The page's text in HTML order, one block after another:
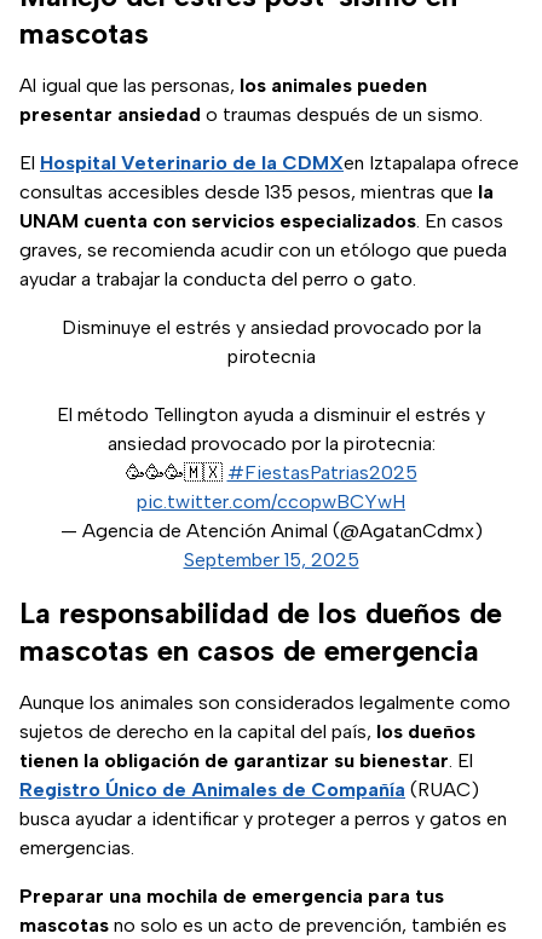
mascotas
Al igual que las personas, los animales pueden
presentar ansiedad o traumas después de un sismo.
El Hospital Veterinario de la CDMXen Iztapalapa ofrece
consultas accesibles desde 135 pesos, mientras que la
UNAM cuenta con servicios especializados. En casos
graves, se recomienda acudir con un etólogo que pueda
ayudar a trabajar la conducta del perro o gato.
Disminuye el estrés y ansiedad provocado por la
pirotecnia
El método Tellington ayuda a disminuir el estrés y
ansiedad provocado por la pirotecnia:
🥳🥳🥳🇲🇽 #FiestasPatrias2025
pic.twitter.com/ccopwBCYwH
— Agencia de Atención Animal (@AgatanCdmx)
September 15, 2025
La responsabilidad de los dueños de
mascotas en casos de emergencia
Aunque los animales son considerados legalmente como
sujetos de derecho en la capital del país, los dueños
tienen la obligación de garantizar su bienestar. El
Registro Único de Animales de Compañía (RUAC)
busca ayudar a identificar y proteger a perros y gatos en
emergencias.
Preparar una mochila de emergencia para tus
mascotas no solo es un acto de prevención, también es